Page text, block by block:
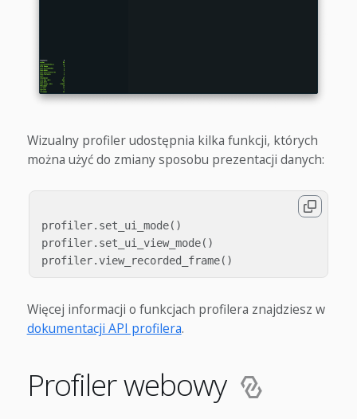
Wizualny profiler udostępnia kilka funkcji, których
można użyć do zmiany sposobu prezentacji danych:
profiler. set_ui_mode()
profiler. set_ui_view_mode()
profiler.view_recorded_frame()
Więcej informacji o funkcjach profilera znajdziesz w
dokumentacji API profilera.
Profiler webowy